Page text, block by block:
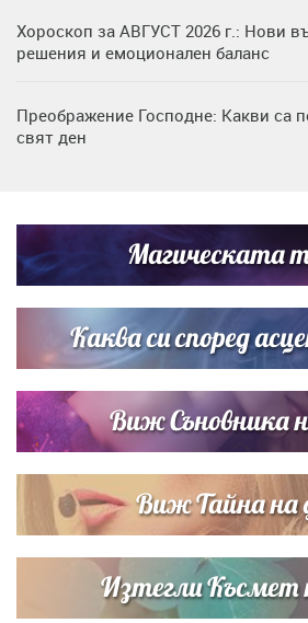
Хороскоп за АВГУСТ 2026 г.: Нови
решения и емоционален баланс
Преображение Господне: Какви са
свят ден
си деца на семейна морска
Звездна ваканция в Майорка:
Кортни Кокс и Джим Къртис заедно
Магическата
Каква си според
Виж Съновника
Виж Тайна на
Изтегли Късмет